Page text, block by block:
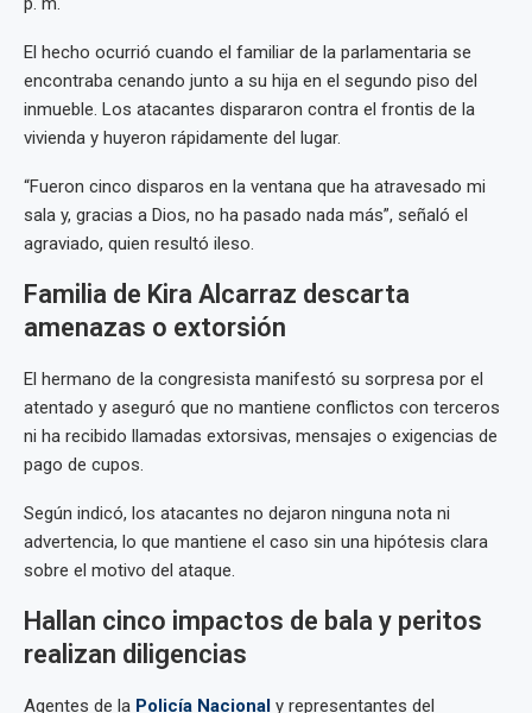
El hecho ocurrió cuando el familiar de la parlamentaria se
encontraba cenando junto a su hija en el segundo piso del
inmueble. Los atacantes dispararon contra el frontis de la
vivienda y huyeron rápidamente del lugar.
“Fueron cinco disparos en la ventana que ha atravesado mi
sala y, gracias a Dios, no ha pasado nada más”, señaló el
agraviado, quien resultó ileso.
Familia de Kira Alcarraz descarta
amenazas o extorsión
El hermano de la congresista manifestó su sorpresa por el
atentado y aseguró que no mantiene conflictos con terceros
ni ha recibido llamadas extorsivas, mensajes o exigencias de
pago de cupos.
Según indicó, los atacantes no dejaron ninguna nota ni
advertencia, lo que mantiene el caso sin una hipótesis clara
sobre el motivo del ataque.
Hallan cinco impactos de bala y peritos
realizan diligencias
Agentes de la Policía Nacional y representantes del